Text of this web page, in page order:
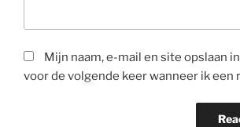
Mijn naam, e-mail en site opslaan
voor de volgende keer wanneer ik een